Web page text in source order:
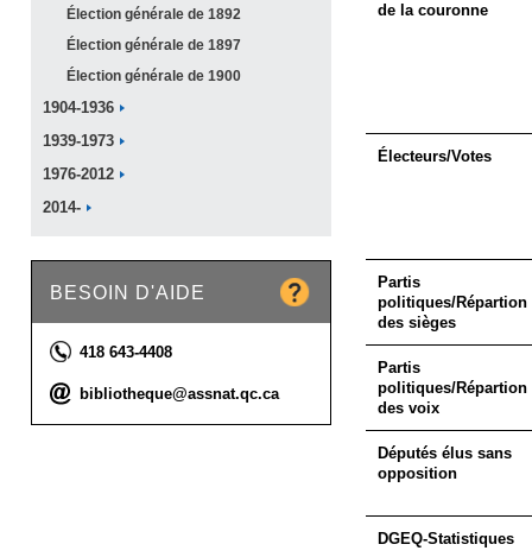
Élection générale de 1892
Élection générale de 1897
Élection générale de 1900
1904-1936
1939-1973
1976-2012
2014-
BESOIN D'AIDE
Téléphone :
418 643-4408
Courriel :
bibliotheque@assnat.qc.ca
de la couronne
Électeurs/Votes
Partis
politiques/Répartion
des sièges
Partis
politiques/Répartion
des voix
Députés élus sans
opposition
DGEQ-Statistiques